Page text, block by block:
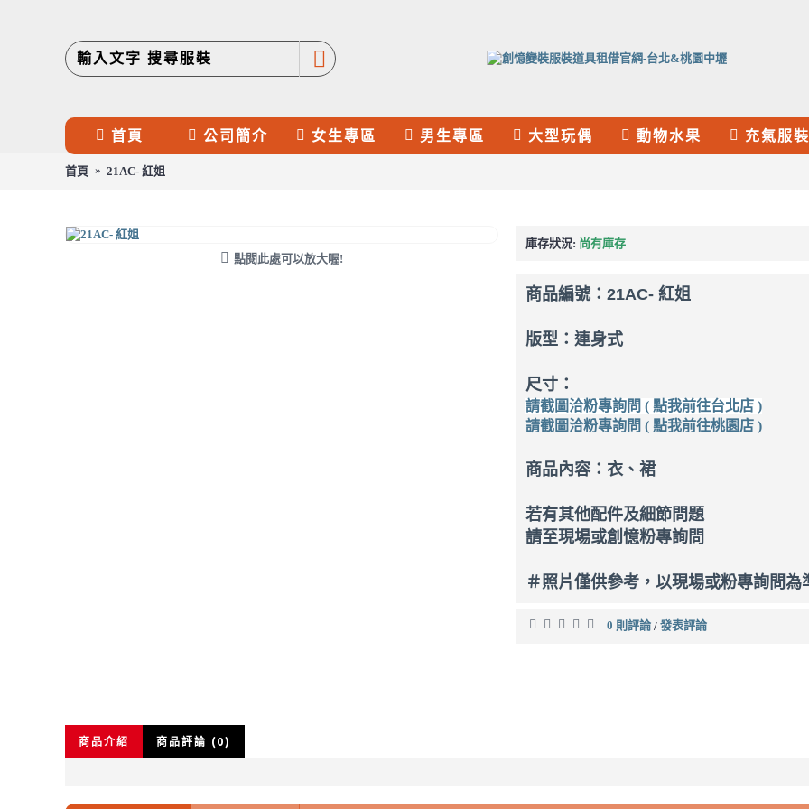
首頁 公司簡介 女生專區 男生專區 大型玩偶 動物水果 充氣服裝
首頁 21AC- 紅姐
點閱此處可以放大喔!
庫存狀況: 尚有庫存
商品編號： 21AC- 紅姐
版型：連身式
尺寸：
請截圖洽粉專詢問 ( 點我前往台北店 )
請截圖洽粉專詢問 ( 點我前往桃園店 )
商品內容：衣、裙
若有其他配件及細節問題
請至現場或創憶粉專詢問
＃照片僅供參考，以現場或粉專詢問為
0 則評論 / 發表評論
商品介紹 商品評論 (0)